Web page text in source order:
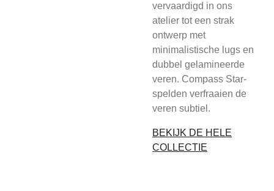
vervaardigd in ons
atelier tot een strak
ontwerp met
minimalistische lugs en
dubbel gelamineerde
veren. Compass Star-
spelden verfraaien de
veren subtiel.
BEKIJK DE HELE
COLLECTIE